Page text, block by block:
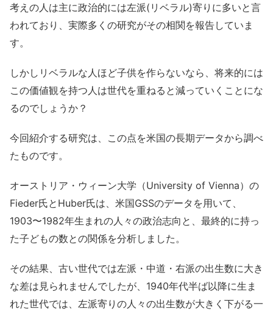
考えの人は主に政治的には左派(リベラル)寄りに多いと言
われており、実際多くの研究がその相関を報告していま
す。
しかしリベラルな人ほど子供を作らないなら、将来的には
この価値観を持つ人は世代を重ねると減っていくことにな
るのでしょうか？
今回紹介する研究は、この点を米国の長期データから調べ
たものです。
オーストリア・ウィーン大学（University of Vienna）の
Fieder氏とHuber氏は、米国GSSのデータを用いて、
1903〜1982年生まれの人々の政治志向と、最終的に持っ
た子どもの数との関係を分析しました。
その結果、古い世代では左派・中道・右派の出生数に大き
な差は見られませんでしたが、1940年代半ば以降に生ま
れた世代では、左派寄りの人々の出生数が大きく下がる一